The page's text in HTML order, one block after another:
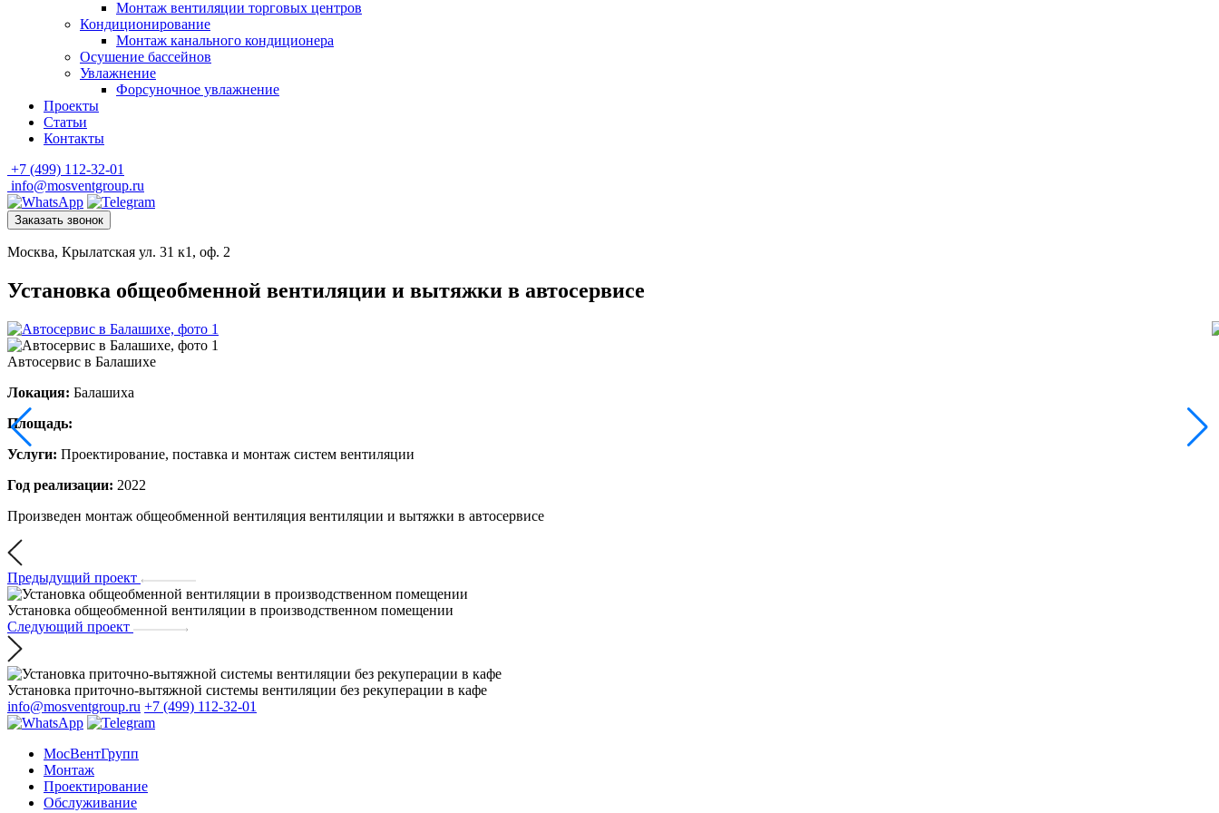
Монтаж вентиляции торговых центров
Кондиционирование
Монтаж канального кондиционера
Осушение бассейнов
Увлажнение
Форсуночное увлажнение
Проекты
Статьи
Контакты
+7 (499) 112-32-01
info@mosventgroup.ru
Заказать звонок
Москва, Крылатская ул. 31 к1, оф. 2
Установка общеобменной вентиляции и вытяжки в автосервисе
Автосервис в Балашихе
Локация: Балашиха
Площадь:
Услуги: Проектирование, поставка и монтаж систем вентиляции
Год реализации: 2022
Произведен монтаж общеобменной вентиляция вентиляции и вытяжки в автосервисе
Предыдущий проект
Установка общеобменной вентиляции в производственном помещении
Следующий проект
Установка приточно-вытяжной системы вентиляции без рекуперации в кафе
info@mosventgroup.ru +7 (499) 112-32-01
МосВентГрупп
Монтаж
Проектирование
Обслуживание